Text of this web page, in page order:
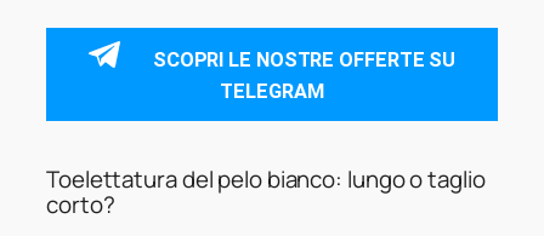
SCOPRI LE NOSTRE OFFERTE SU
TELEGRAM
Toelettatura del pelo bianco: lungo o taglio
corto?